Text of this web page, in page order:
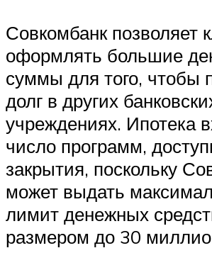
Совкомбанк позволяет
оформлять большие
суммы для того, чтобы
долг в других
учреждениях. Ипотека
число программ,
закрытия, поскольку
может выдать
лимит денежных
размером до 30